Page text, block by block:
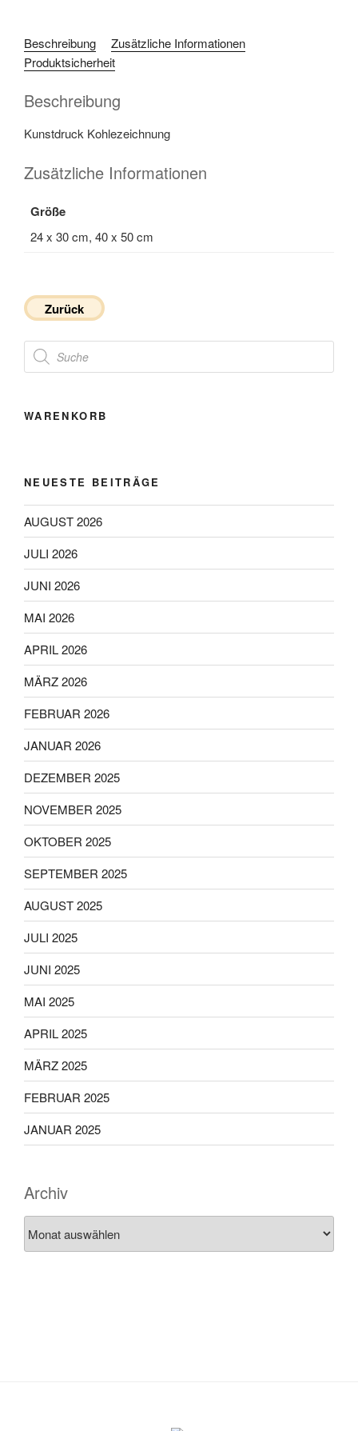
Beschreibung
Zusätzliche Informationen
Produktsicherheit
Beschreibung
Kunstdruck Kohlezeichnung
Zusätzliche Informationen
Größe
24 x 30 cm, 40 x 50 cm
Zurück
Products
search
WARENKORB
NEUESTE BEITRÄGE
AUGUST 2026
JULI 2026
JUNI 2026
MAI 2026
APRIL 2026
MÄRZ 2026
FEBRUAR 2026
JANUAR 2026
DEZEMBER 2025
NOVEMBER 2025
OKTOBER 2025
SEPTEMBER 2025
AUGUST 2025
JULI 2025
JUNI 2025
MAI 2025
APRIL 2025
MÄRZ 2025
FEBRUAR 2025
JANUAR 2025
Archiv